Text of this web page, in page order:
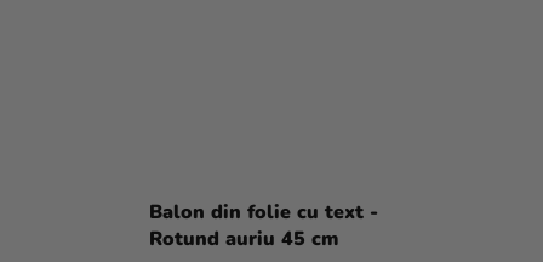
Balon din folie cu text -
Rotund auriu 45 cm